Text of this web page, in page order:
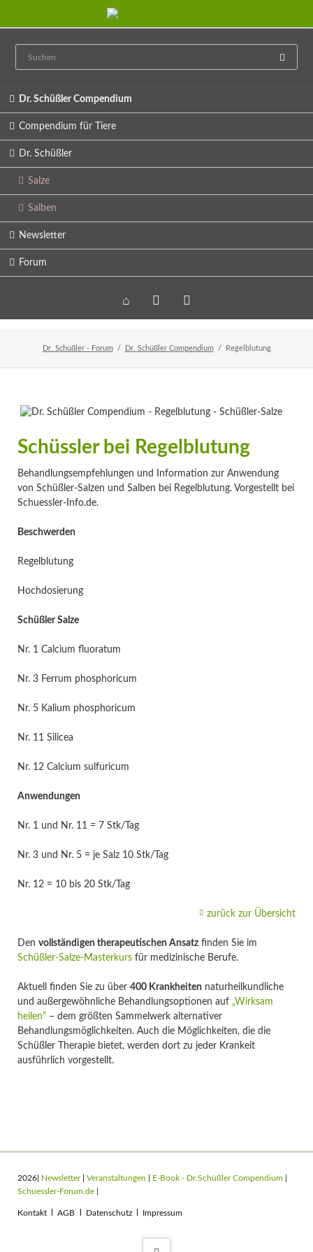
Dr. Schüßler Compendium
Compendium für Tiere
Dr. Schüßler
Salze
Salben
Newsletter
Forum
Home Veranstaltungen
Newsletter
Dr. Schüßler - Forum Dr. Schüßler Compendium Regelblutung
Schüssler bei Regelblutung
Behandlungsempfehlungen und Information zur Anwendung
von Schüßler-Salzen und Salben bei Regelblutung. Vorgestellt bei
Schuessler-Info.de.
Beschwerden
Regelblutung
Hochdosierung
Schüßler Salze
Nr. 1 Calcium fluoratum
Nr. 3 Ferrum phosphoricum
Nr. 5 Kalium phosphoricum
Nr. 11 Silicea
Nr. 12 Calcium sulfuricum
Anwendungen
Nr. 1 und Nr. 11 = 7 Stk/Tag
Nr. 3 und Nr. 5 = je Salz 10 Stk/Tag
Nr. 12 = 10 bis 20 Stk/Tag
zurück zur Übersicht
Den vollständigen therapeutischen Ansatzfinden Sie im
Schüßler-Salze-Masterkursfür medizinische Berufe.
Aktuell finden Sie zu über 400 Krankheiten naturheilkundliche
und außergewöhnliche Behandlungsoptionen auf „Wirksam
heilen“– dem größten Sammelwerk alternativer
Behandlungsmöglichkeiten. Auch die Möglichkeiten, die die
Schüßler Therapie bietet, werden dort zu jeder Krankeit
ausführlich vorgestellt.
2026| Newsletter| Veranstaltungen E-Book - Dr.Schüßler Compendium|
Schuessler-Forum.de|
Navigation
Kontakt AGB Datenschutz Impressum